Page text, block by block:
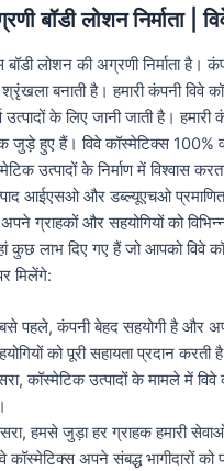
बॉडी लोशन निर्माता |
बॉडी लोशन की अग्रणी निर्माता है।
बनाती है। हमारी कंपनी विवे
उत्पादों के लिए जानी जाती है।
जुड़े हुए हैं। विवे कॉस्मेटिक्स 100%
उत्पादों के निर्माण में विश्वास
आईएसओ और डब्ल्यूएचओ
ग्राहकों और सहयोगियों को
कुछ लाभ दिए गए हैं जो आपको विवे
मिलेंगे:
पहले, कंपनी बेहद सहयोगी है और
को पूरी सहायता प्रदान करती
कॉस्मेटिक उत्पादों के मामले में
हमसे जुड़ा हर ग्राहक हमारी
कॉस्मेटिक्स अपने संबद्ध भागीदारों को